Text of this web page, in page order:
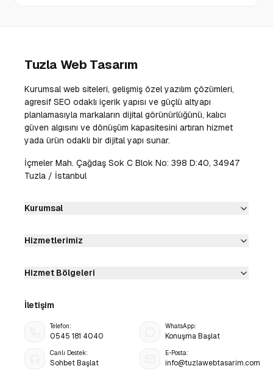
Tuzla Web Tasarım
Kurumsal web siteleri, gelişmiş özel yazılım çözümleri,
agresif SEO odaklı içerik yapısı ve güçlü altyapı
planlamasıyla markaların dijital görünürlüğünü, kalıcı
güven algısını ve dönüşüm kapasitesini artıran hizmet
yada ürün odaklı bir dijital yapı sunar.
İçmeler Mah. Çağdaş Sok C Blok No: 398 D:40, 34947
Tuzla / İstanbul
Kurumsal
Hizmetlerimiz
Hizmet Bölgeleri
İletişim
Telefon:
0545 181 4040
WhatsApp:
Konuşma Başlat
Canlı Destek:
Sohbet Başlat
E-Posta:
info@tuzlawebtasarim.com